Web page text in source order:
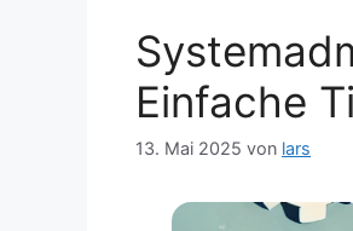
Einfache
13. Mai 2025 von lars